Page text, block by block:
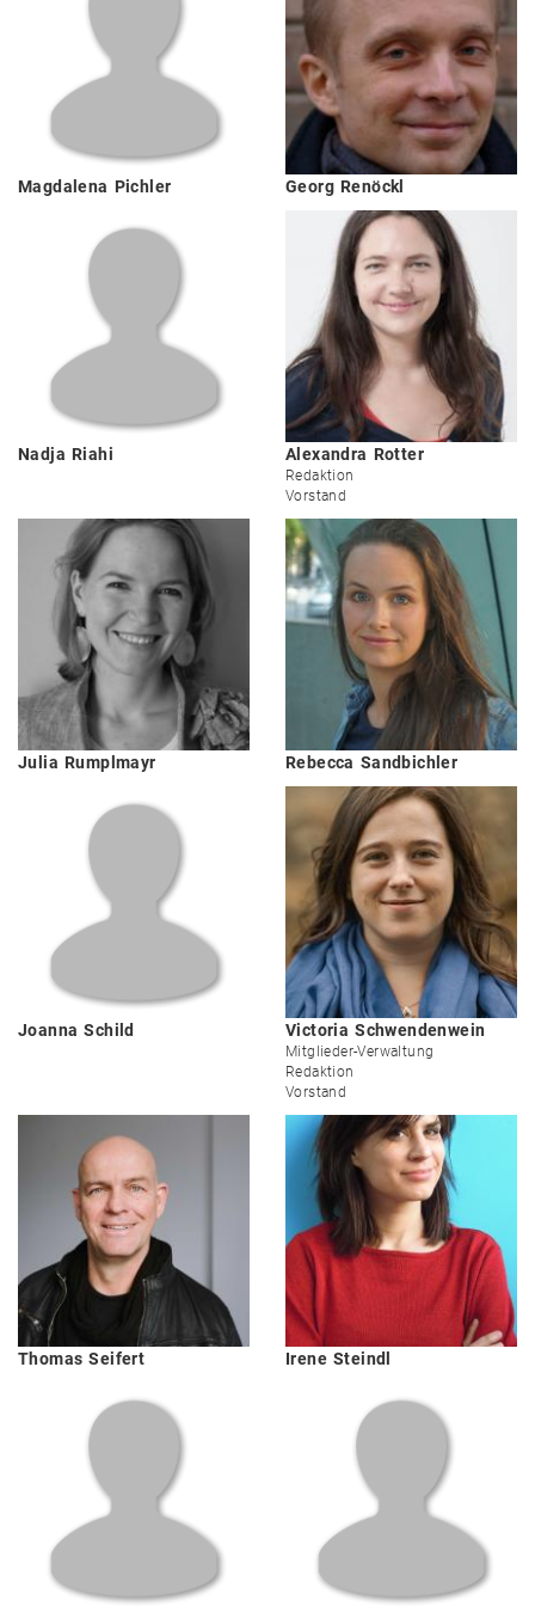
Magdalena Pichler Georg Renöckl
Nadja Riahi Alexandra Rotter
Redaktion
Vorstand
Julia Rumplmayr Rebecca Sandbichler
Joanna Schild Victoria Schwendenwein
Mitglieder-Verwaltung
Redaktion
Vorstand
Thomas Seifert Irene Steindl